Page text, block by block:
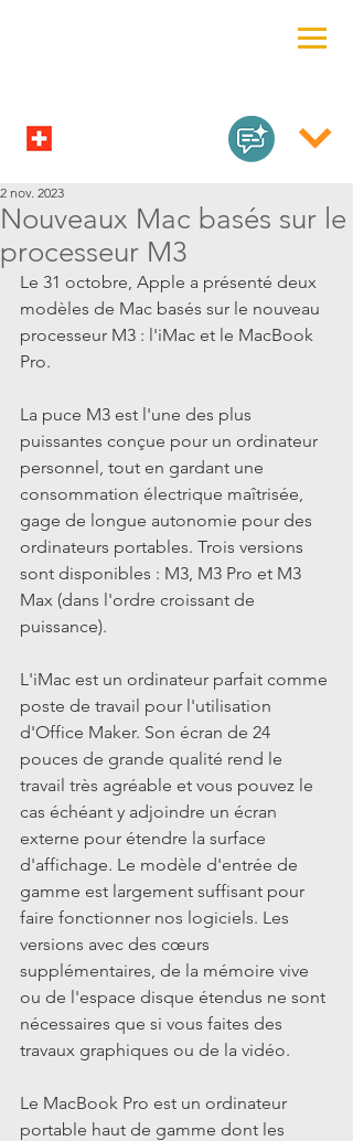
Nouveaux Mac basés sur le
processeur M3
2 nov. 2023
Le 31 octobre, Apple a présenté deux
modèles de Mac basés sur le nouveau
processeur M3 : l'iMac et le MacBook
Pro.
La puce M3 est l'une des plus
puissantes conçue pour un ordinateur
personnel, tout en gardant une
consommation électrique maîtrisée,
gage de longue autonomie pour des
ordinateurs portables. Trois versions
sont disponibles : M3, M3 Pro et M3
Max (dans l'ordre croissant de
puissance).
L'iMac est un ordinateur parfait comme
poste de travail pour l'utilisation
d'Office Maker. Son écran de 24
pouces de grande qualité rend le
travail très agréable et vous pouvez le
cas échéant y adjoindre un écran
externe pour étendre la surface
d'affichage. Le modèle d'entrée de
gamme est largement suffisant pour
faire fonctionner nos logiciels. Les
versions avec des cœurs
supplémentaires, de la mémoire vive
ou de l'espace disque étendus ne sont
nécessaires que si vous faites des
travaux graphiques ou de la vidéo.
Le MacBook Pro est un ordinateur
portable haut de gamme dont les